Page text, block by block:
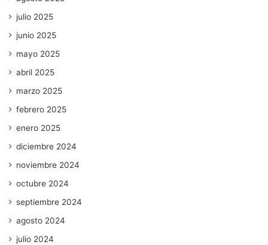
julio 2025
junio 2025
mayo 2025
abril 2025
marzo 2025
febrero 2025
enero 2025
diciembre 2024
noviembre 2024
octubre 2024
septiembre 2024
agosto 2024
julio 2024